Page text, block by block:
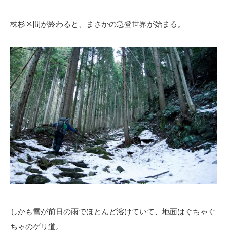
株杉区間が終わると、まさかの急登世界が始まる。
しかも雪が前日の雨でほとんど溶けていて、地面はぐちゃぐ
ちゃのゲリ道。